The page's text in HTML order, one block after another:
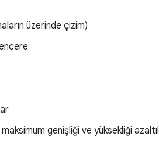
üzerinde çizim)
genişliği ve yüksekliği